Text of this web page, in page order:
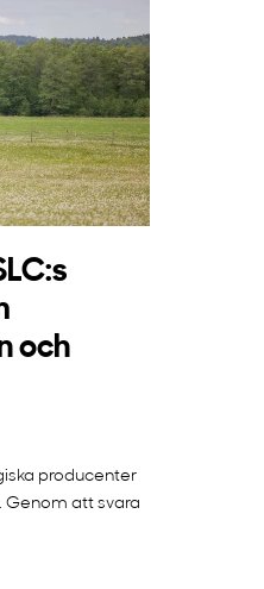
och
producenter
Genom att svara